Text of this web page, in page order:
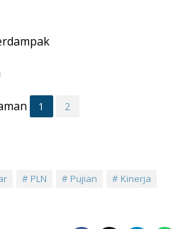
1 2
PLN Pujian
Kinerja